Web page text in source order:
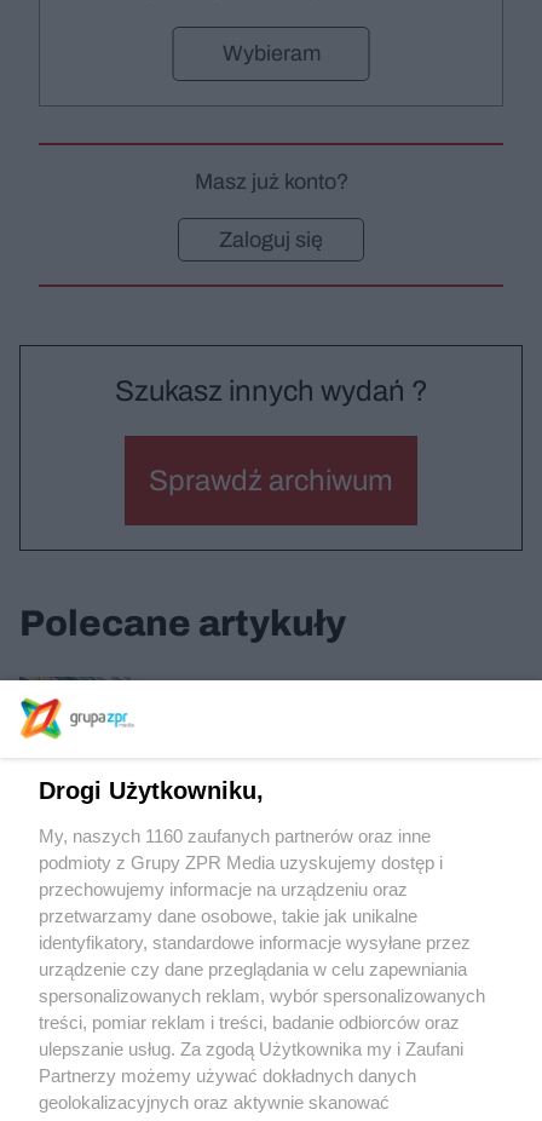
Wybieram
Masz już konto?
Zaloguj się
Szukasz innych wydań ?
Sprawdź archiwum
Polecane artykuły
Dom jednorodzinny pod Opolem
Urząd Marszałkowski w Poznaniu
Żaden utwór zamieszczony w serwisie nie może być powielany i
Drogi Użytkowniku,
My, naszych 1160 zaufanych partnerów oraz inne
podmioty z Grupy ZPR Media uzyskujemy dostęp i
przechowujemy informacje na urządzeniu oraz
przetwarzamy dane osobowe, takie jak unikalne
identyfikatory, standardowe informacje wysyłane przez
urządzenie czy dane przeglądania w celu zapewniania
spersonalizowanych reklam, wybór spersonalizowanych
treści, pomiar reklam i treści, badanie odbiorców oraz
ulepszanie usług. Za zgodą Użytkownika my i Zaufani
Partnerzy możemy używać dokładnych danych
geolokalizacyjnych oraz aktywnie skanować